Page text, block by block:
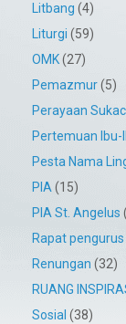
Litbang (4)
Liturgi (59)
OMK(27)
Pemazmur(5)
Perayaan
Pertemuan Ibu-
Pesta Nama
PIA(15)
PIA St. Angelus
Rapat
Renungan (32)
RUANG
Sosial (38)